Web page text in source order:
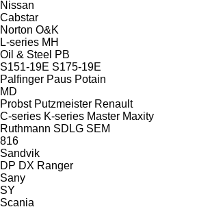
Nissan
Cabstar
Norton O&K
L-series MH
Oil & Steel PB
S151-19E S175-19E
Palfinger Paus Potain
MD
Probst Putzmeister Renault
C-series K-series Master Maxity
Ruthmann SDLG SEM
816
Sandvik
DP DX Ranger
Sany
SY
Scania